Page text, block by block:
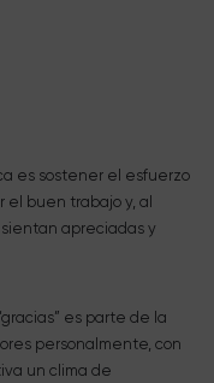
es sostener el esfuerzo
el buen trabajo y, al
sientan apreciadas y
es parte de la
personalmente, con
un clima de